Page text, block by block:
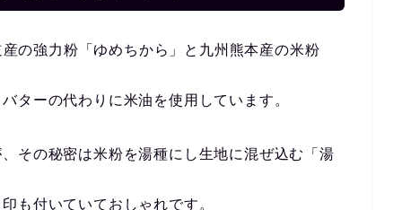
の強力粉「ゆめちから」と九州熊本産の米粉
ターの代わりに米油を使用しています。
その秘密は米粉を湯種にし生地に混ぜ込む「湯
も付いていておしゃれです。